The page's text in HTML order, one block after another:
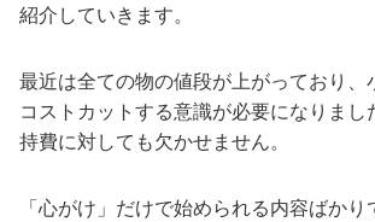
紹介していきます。
最近は全ての物の値段が上がっており、
コストカットする意識が必要になりまし
持費に対しても欠かせません。
「心がけ」だけで始められる内容ばか